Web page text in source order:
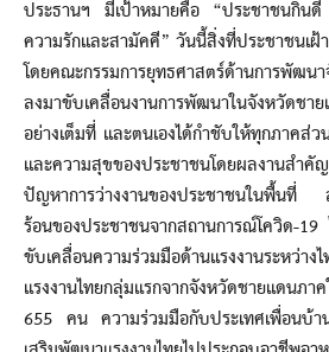
ประธานฯ มีเป้าหมายคือ “ประชาชนกิน
ความรักและสามัคคี” วันนี้สิ่งที่ประชาชนเฝ้
โดยคณะกรรมการยุทธศาสตร์ด้านการพัฒน
ลงมาขับเคลื่อนงานการพัฒนาในจังหวัดช
อย่างเต็มที่ และตนเองได้กำชับให้ทุกภาคส่
และความสุขของประชาชนโดยผลงานสำ
ปัญหาการว่างงานของประชาชนในพื้นที่ ส
ร้อนของประชาชนจากสถานการณ์โควิด-
ขับเคลื่อนความร่วมมือด้านแรงงานระหว่า
แรงงานไทยกลุ่มแรกจากจังหวัดชายแดนภ
655 คน ความร่วมมือกับประเทศเพื่อนบ้า